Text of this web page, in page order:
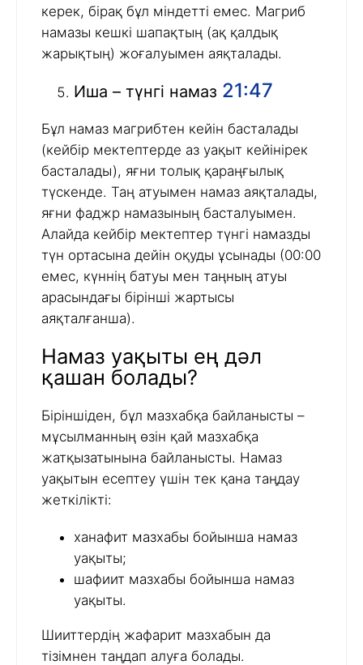
керек, бірақ бұл міндетті емес. Магриб
намазы кешкі шапақтың (ақ қалдық
жарықтың) жоғалуымен аяқталады.
Иша – түнгі намаз 21:47
Бұл намаз магрибтен кейін басталады
(кейбір мектептерде аз уақыт кейінірек
басталады), яғни толық қараңғылық
түскенде. Таң атуымен намаз аяқталады,
яғни фаджр намазының басталуымен.
Алайда кейбір мектептер түнгі намазды
түн ортасына дейін оқуды ұсынады (00:00
емес, күннің батуы мен таңның атуы
арасындағы бірінші жартысы
аяқталғанша).
Намаз уақыты ең дәл
қашан болады?
Біріншіден, бұл мазхабқа байланысты –
мұсылманның өзін қай мазхабқа
жатқызатынына байланысты. Намаз
уақытын есептеу үшін тек қана таңдау
жеткілікті:
ханафит мазхабы бойынша намаз
уақыты;
шафиит мазхабы бойынша намаз
уақыты.
Шииттердің жафарит мазхабын да
тізімнен таңдап алуға болады.